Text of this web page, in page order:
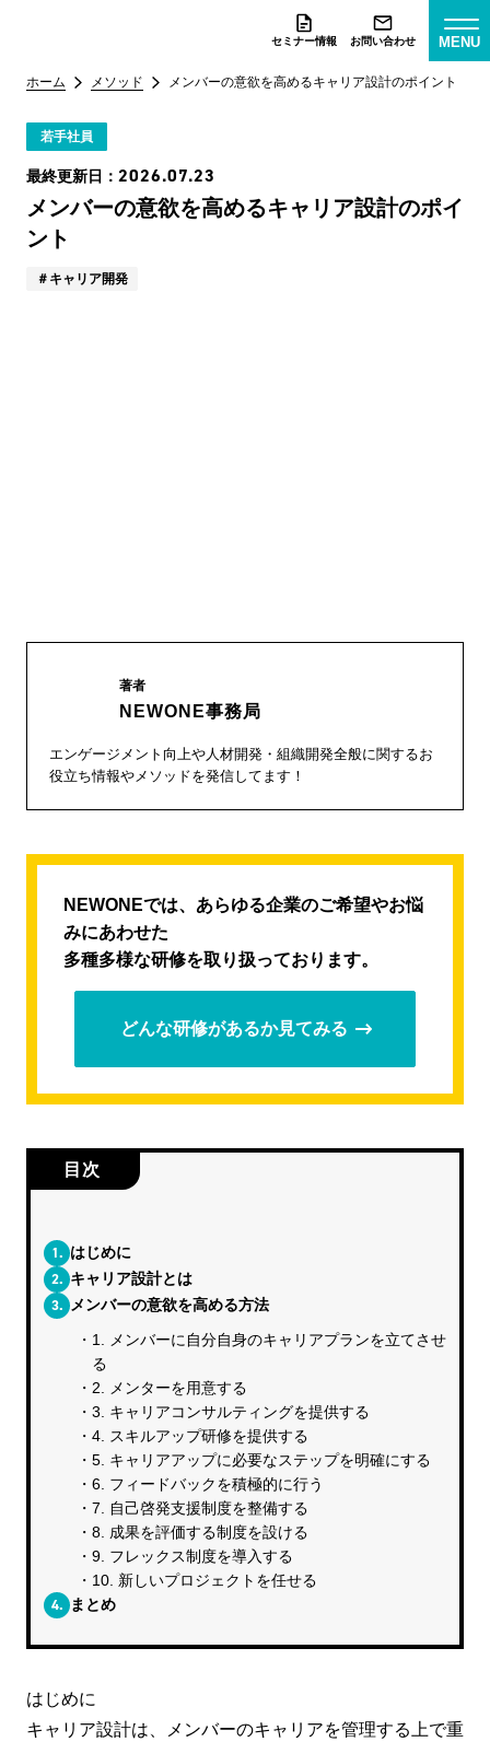
セミナー情報 お問い合わせ MENU
ホーム メソッド メンバーの意欲を高めるキャリア設計のポイント
若手社員
最終更新日： 2026.07.23
メンバーの意欲を高めるキャリア設計のポイ
ント
キャリア開発
著者
NEWONE事務局
エンゲージメント向上や人材開発・組織開発全般に関するお
役立ち情報やメソッドを発信してます！
NEWONEでは、あらゆる企業のご希望やお悩
みにあわせた
多種多様な研修を取り扱っております。
どんな研修があるか見てみる
目次
1. はじめに
2. キャリア設計とは
3.
メンバーの意欲を高める方法
1. メンバーに自分自身のキャリアプランを立てさせ
る
2. メンターを用意する
3. キャリアコンサルティングを提供する
4. スキルアップ研修を提供する
5. キャリアアップに必要なステップを明確にする
6. フィードバックを積極的に行う
7. 自己啓発支援制度を整備する
8. 成果を評価する制度を設ける
9. フレックス制度を導入する
10. 新しいプロジェクトを任せる
4. まとめ
はじめに
キャリア設計は、メンバーのキャリアを管理する上で重